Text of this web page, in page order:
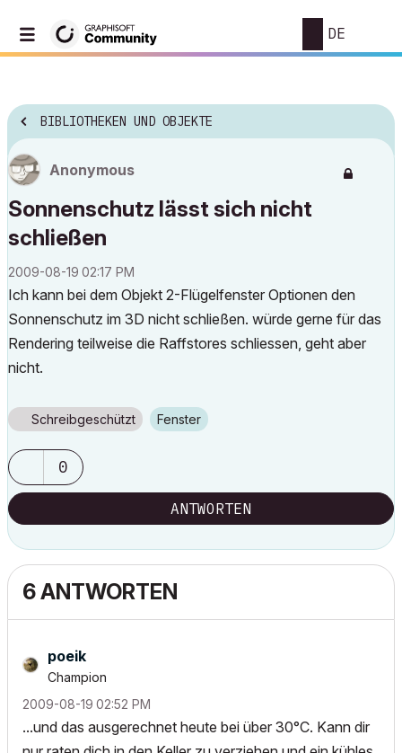
DE
BIBLIOTHEKEN UND OBJEKTE
Anonymous
Sonnenschutz lässt sich nicht
schließen
‎2009-08-19 02:17 PM
Ich kann bei dem Objekt 2-Flügelfenster Optionen den
Sonnenschutz im 3D nicht schließen. würde gerne für das
Rendering teilweise die Raffstores schliessen, geht aber
nicht.
Schreibgeschützt Fenster
0
ANTWORTEN
6 ANTWORTEN
poeik
Champion
‎2009-08-19 02:52 PM
...und das ausgerechnet heute bei über 30°C. Kann dir